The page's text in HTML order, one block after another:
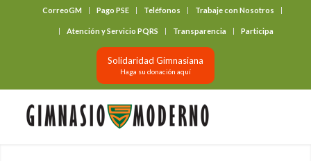
CorreoGM Pago PSE Teléfonos Trabaje con Nosotros
Atención y Servicio PQRS Transparencia Participa
Solidaridad Gimnasiana
Haga su donación aquí